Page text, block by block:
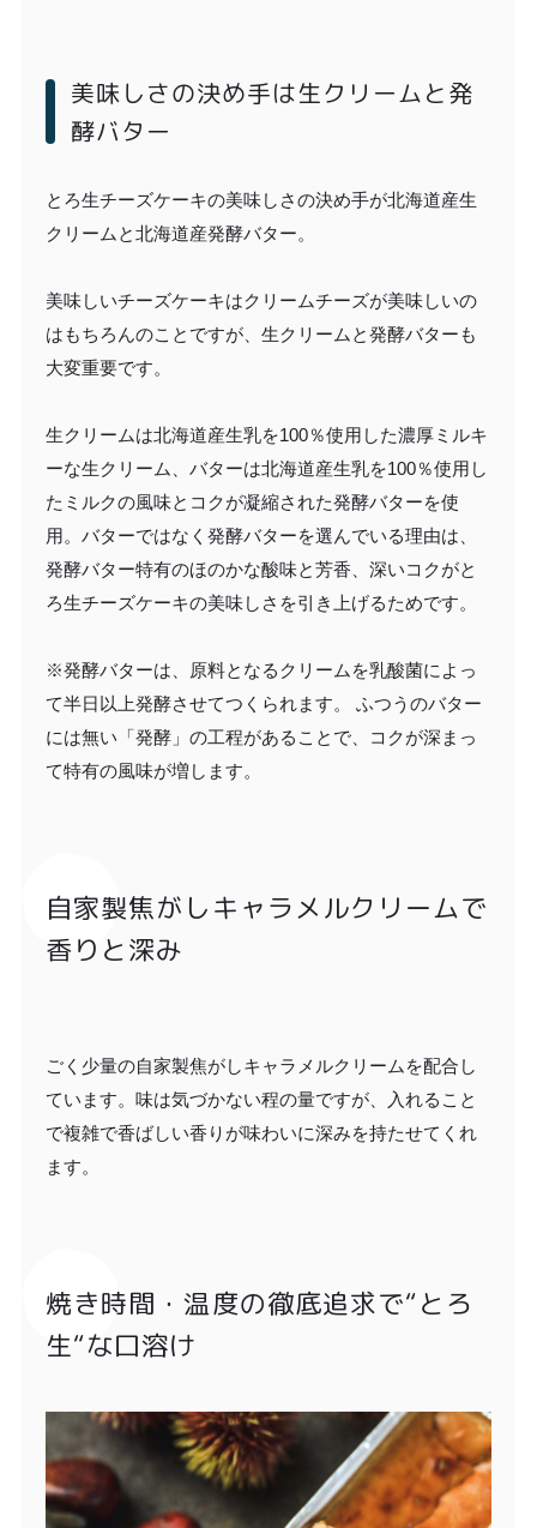
美味しさの決め手は生クリームと発
酵バター
とろ生チーズケーキの美味しさの決め手が北海道産生
クリームと北海道産発酵バター。
美味しいチーズケーキはクリームチーズが美味しいの
はもちろんのことですが、生クリームと発酵バターも
大変重要です。
生クリームは北海道産生乳を100％使用した濃厚ミルキ
ーな生クリーム、バターは北海道産生乳を100％使用し
たミルクの風味とコクが凝縮された発酵バターを使
用。バターではなく発酵バターを選んでいる理由は、
発酵バター特有のほのかな酸味と芳香、深いコクがと
ろ生チーズケーキの美味しさを引き上げるためです。
※発酵バターは、原料となるクリームを乳酸菌によっ
て半日以上発酵させてつくられます。 ふつうのバター
には無い「発酵」の工程があることで、コクが深まっ
て特有の風味が増します。
自家製焦がしキャラメルクリームで
香りと深み
ごく少量の自家製焦がしキャラメルクリームを配合し
ています。味は気づかない程の量ですが、入れること
で複雑で香ばしい香りが味わいに深みを持たせてくれ
ます。
焼き時間・温度の徹底追求で“とろ
生“な口溶け